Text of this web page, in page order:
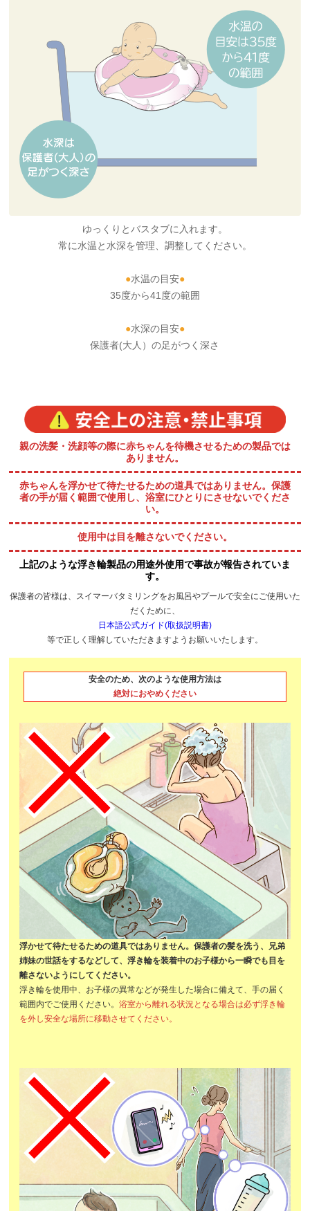
ゆっくりとバスタブに入れます。
常に水温と水深を管理、調整してください。
●水温の目安●
35度から41度の範囲
●水深の目安●
保護者(大人）の足がつく深さ
ATTENTION! 安全上の注意・禁止事項
親の洗髪・洗顔等の際に赤ちゃんを待機させるための製品では
ありません。
赤ちゃんを浮かせて待たせるための道具ではありません。保護
者の手が届く範囲で使用し、浴室にひとりにさせないでくださ
い。
使用中は目を離さないでください。
上記のような浮き輪製品の用途外使用で事故が報告されていま
す。
保護者の皆様は、スイマーバタミリングをお風呂やプールで安全にご使用いた
だくために、
日本語公式ガイド(取扱説明書)
等で正しく理解していただきますようお願いいたします。
安全のため、次のような使用方法は
絶対におやめください
浮かせて待たせるための道具ではありません。保護者の髪を洗う、兄弟
姉妹の世話をするなどして、浮き輪を装着中のお子様から一瞬でも目を
離さないようにしてください。
浮き輪を使用中、お子様の異常などが発生した場合に備えて、手の届く
範囲内でご使用ください。浴室から離れる状況となる場合は必ず浮き輪
を外し安全な場所に移動させてください。